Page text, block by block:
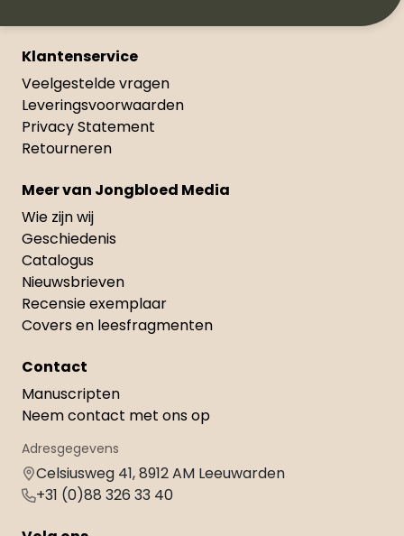
Klantenservice
Veelgestelde vragen
Leveringsvoorwaarden
Privacy Statement
Retourneren
Meer van Jongbloed Media
Wie zijn wij
Geschiedenis
Catalogus
Nieuwsbrieven
Recensie exemplaar
Covers en leesfragmenten
Contact
Manuscripten
Neem contact met ons op
Adresgegevens
Celsiusweg 41, 8912 AM Leeuwarden
+31 (0)88 326 33 40